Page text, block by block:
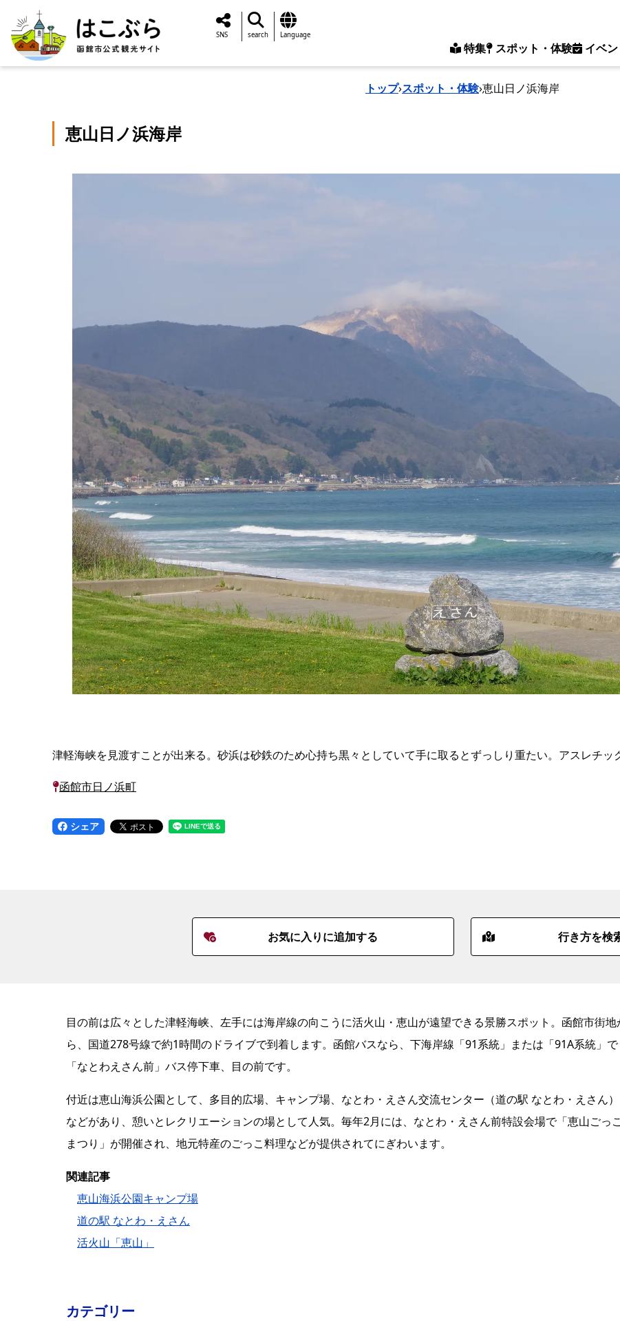
特集 スポット・体験 イベン
SNS search Language
トップ›スポット・体験›恵山日ノ浜海岸
恵山日ノ浜海岸
津軽海峡を見渡すことが出来る。砂浜は砂鉄のため心持ち黒々としていて手に取るとずっしり重たい。アスレチッ
函館市日ノ浜町
シェア
お気に入りに追加する 行き方を検
目の前は広々とした津軽海峡、左手には海岸線の向こうに活火山・恵山が遠望できる景勝スポット。函館市街地
ら、国道278号線で約1時間のドライブで到着します。函館バスなら、下海岸線「91系統」または「91A系統」で
「なとわえさん前」バス停下車、目の前です。
付近は恵山海浜公園として、多目的広場、キャンプ場、なとわ・えさん交流センター（道の駅 なとわ・えさん）
などがあり、憩いとレクリエーションの場として人気。毎年2月には、なとわ・えさん前特設会場で「恵山ごっこ
まつり」が開催され、地元特産のごっこ料理などが提供されてにぎわいます。
関連記事
恵山海浜公園キャンプ場
道の駅 なとわ・えさん
活火山「恵山」
カテゴリー